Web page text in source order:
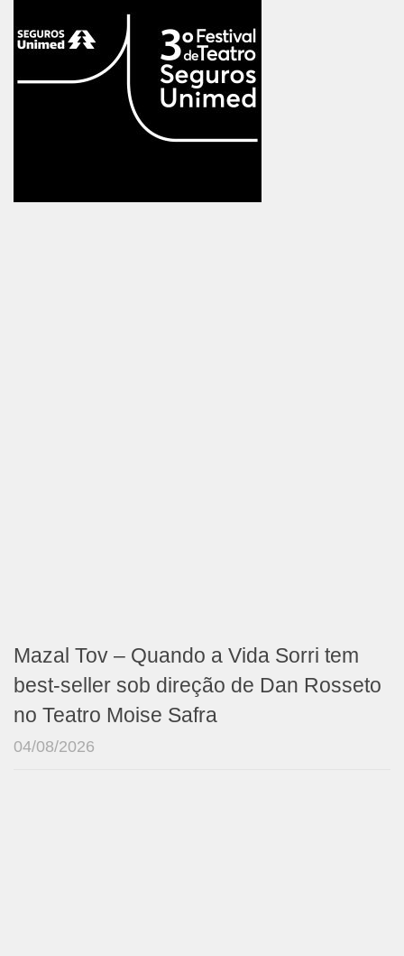
Mazal Tov – Quando a Vida Sorri tem
best-seller sob direção de Dan Rosseto
no Teatro Moise Safra
04/08/2026